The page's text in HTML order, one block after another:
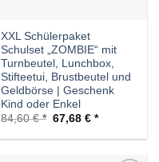
XXL Schülerpaket
Schulset „ZOMBIE“ mit
Turnbeutel, Lunchbox,
Stifteetui, Brustbeutel und
Geldbörse | Geschenk
Kind oder Enkel
84,60€
Ursprünglicher
war:
67,68€ Aktueller
ist: